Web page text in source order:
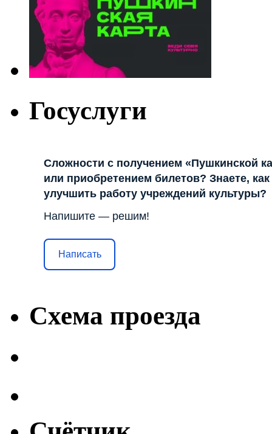
Госуслуги
Сложности с получением «Пушкинской
или приобретением билетов? Знаете, как
улучшить работу учреждений культуры?
Напишите — решим!
Написать
Схема проезда